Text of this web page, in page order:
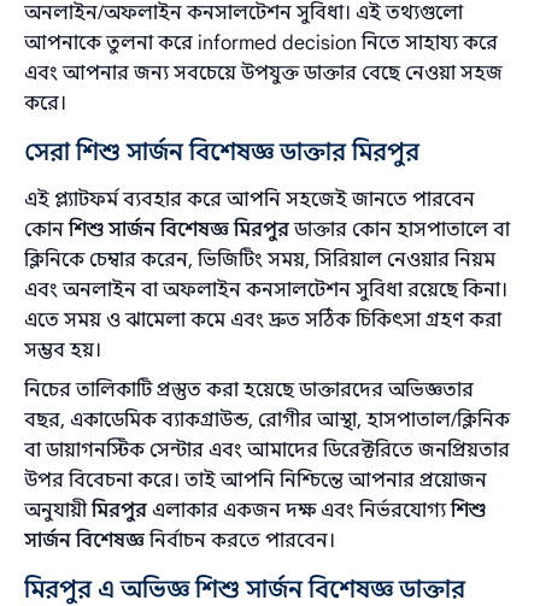
অনলাইন/অফলাইন কনসালটেশন সুবিধা। এই তথ্যগুলো
আপনাকে তুলনা করে informed decision নিতে সাহায্য করে
এবং আপনার জন্য সবচেয়ে উপযুক্ত ডাক্তার বেছে নেওয়া সহজ
করে।
সেরা শিশু সার্জন বিশেষজ্ঞ ডাক্তার মিরপুর
এই প্ল্যাটফর্ম ব্যবহার করে আপনি সহজেই জানতে পারবেন
কোনশিশু সার্জন বিশেষজ্ঞ মিরপুরডাক্তার কোন হাসপাতালে বা
ক্লিনিকে চেম্বার করেন, ভিজিটিং সময়, সিরিয়াল নেওয়ার নিয়ম
এবং অনলাইন বা অফলাইন কনসালটেশন সুবিধা রয়েছে কিনা।
এতে সময় ও ঝামেলা কমে এবং দ্রুত সঠিক চিকিৎসা গ্রহণ করা
সম্ভব হয়।
নিচের তালিকাটি প্রস্তুত করা হয়েছে ডাক্তারদের অভিজ্ঞতার
বছর, একাডেমিক ব্যাকগ্রাউন্ড, রোগীর আস্থা, হাসপাতাল/ক্লিনিক
বা ডায়াগনস্টিক সেন্টার এবং আমাদের ডিরেক্টরিতে জনপ্রিয়তার
‍উপর বিবেচনা করে। তাই আপনি নিশ্চিন্তে আপনার প্রয়োজন
অনুযায়ীমিরপুর এলাকার একজন দক্ষ এবং নির্ভরযোগ্যশিশু
সার্জন বিশেষজ্ঞনির্বাচন করতে পারবেন।
মিরপুর এ অভিজ্ঞ শিশু সার্জন বিশেষজ্ঞ ডাক্তার